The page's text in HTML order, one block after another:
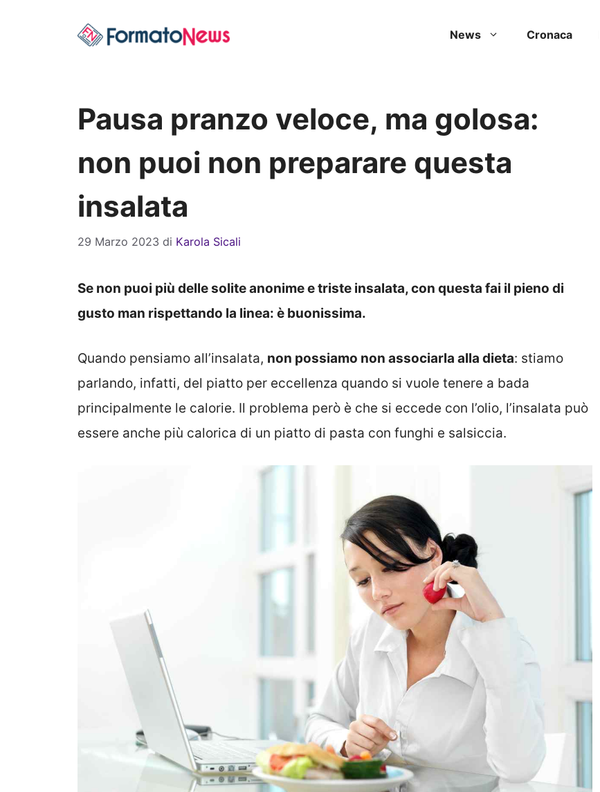
News Cronaca
Pausa pranzo veloce, ma golosa:
non puoi non preparare questa
insalata
29 Marzo 2023 di Karola Sicali
Se non puoi più delle solite anonime e triste insalata, con questa fai il pieno di
gusto man rispettando la linea: è buonissima.
Quando pensiamo all’insalata, non possiamo non associarla alla dieta: stiamo
parlando, infatti, del piatto per eccellenza quando si vuole tenere a bada
principalmente le calorie. Il problema però è che si eccede con l’olio, l’insalata può
essere anche più calorica di un piatto di pasta con funghi e salsiccia.